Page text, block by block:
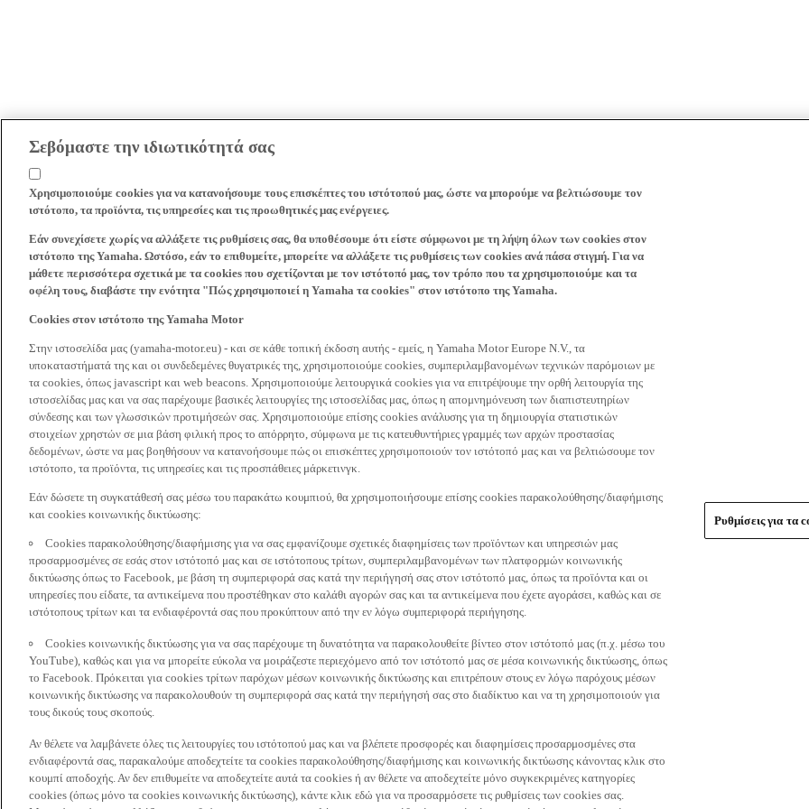
Σεβόμαστε την ιδιωτικότητά σας
Χρησιμοποιούμε cookies για να κατανοήσουμε τους επισκέπτες του ιστότοπού μας, ώστε να μπορούμε να βελτιώσουμε τον
ιστότοπο, τα προϊόντα, τις υπηρεσίες και τις προωθητικές μας ενέργειες.
Εάν συνεχίσετε χωρίς να αλλάξετε τις ρυθμίσεις σας, θα υποθέσουμε ότι είστε σύμφωνοι με τη λήψη όλων των cookies στον
ιστότοπο της Yamaha. Ωστόσο, εάν το επιθυμείτε, μπορείτε να αλλάξετε τις ρυθμίσεις των cookies ανά πάσα στιγμή. Για να
μάθετε περισσότερα σχετικά με τα cookies που σχετίζονται με τον ιστότοπό μας, τον τρόπο που τα χρησιμοποιούμε και τα
οφέλη τους, διαβάστε την ενότητα "Πώς χρησιμοποιεί η Yamaha τα cookies" στον ιστότοπο της Yamaha.
Cookies στον ιστότοπο της Yamaha Motor
Στην ιστοσελίδα μας (yamaha-motor.eu) - και σε κάθε τοπική έκδοση αυτής - εμείς, η Yamaha Motor Europe N.V., τα
υποκαταστήματά της και οι συνδεδεμένες θυγατρικές της, χρησιμοποιούμε cookies, συμπεριλαμβανομένων τεχνικών παρόμοιων με
τα cookies, όπως javascript και web beacons. Χρησιμοποιούμε λειτουργικά cookies για να επιτρέψουμε την ορθή λειτουργία της
ιστοσελίδας μας και να σας παρέχουμε βασικές λειτουργίες της ιστοσελίδας μας, όπως η απομνημόνευση των διαπιστευτηρίων
σύνδεσης και των γλωσσικών προτιμήσεών σας. Χρησιμοποιούμε επίσης cookies ανάλυσης για τη δημιουργία στατιστικών
στοιχείων χρηστών σε μια βάση φιλική προς το απόρρητο, σύμφωνα με τις κατευθυντήριες γραμμές των αρχών προστασίας
δεδομένων, ώστε να μας βοηθήσουν να κατανοήσουμε πώς οι επισκέπτες χρησιμοποιούν τον ιστότοπό μας και να βελτιώσουμε τον
ιστότοπο, τα προϊόντα, τις υπηρεσίες και τις προσπάθειες μάρκετινγκ.
Εάν δώσετε τη συγκατάθεσή σας μέσω του παρακάτω κουμπιού, θα χρησιμοποιήσουμε επίσης cookies παρακολούθησης/διαφήμισης
και cookies κοινωνικής δικτύωσης:
Cookies παρακολούθησης/διαφήμισης για να σας εμφανίζουμε σχετικές διαφημίσεις των προϊόντων και υπηρεσιών μας
προσαρμοσμένες σε εσάς στον ιστότοπό μας και σε ιστότοπους τρίτων, συμπεριλαμβανομένων των πλατφορμών κοινωνικής
δικτύωσης όπως το Facebook, με βάση τη συμπεριφορά σας κατά την περιήγησή σας στον ιστότοπό μας, όπως τα προϊόντα και οι
υπηρεσίες που είδατε, τα αντικείμενα που προστέθηκαν στο καλάθι αγορών σας και τα αντικείμενα που έχετε αγοράσει, καθώς και σε
ιστότοπους τρίτων και τα ενδιαφέροντά σας που προκύπτουν από την εν λόγω συμπεριφορά περιήγησης.
Cookies κοινωνικής δικτύωσης για να σας παρέχουμε τη δυνατότητα να παρακολουθείτε βίντεο στον ιστότοπό μας (π.χ. μέσω του
YouTube), καθώς και για να μπορείτε εύκολα να μοιράζεστε περιεχόμενο από τον ιστότοπό μας σε μέσα κοινωνικής δικτύωσης, όπως
το Facebook. Πρόκειται για cookies τρίτων παρόχων μέσων κοινωνικής δικτύωσης και επιτρέπουν στους εν λόγω παρόχους μέσων
κοινωνικής δικτύωσης να παρακολουθούν τη συμπεριφορά σας κατά την περιήγησή σας στο διαδίκτυο και να τη χρησιμοποιούν για
τους δικούς τους σκοπούς.
Αν θέλετε να λαμβάνετε όλες τις λειτουργίες του ιστότοπού μας και να βλέπετε προσφορές και διαφημίσεις προσαρμοσμένες στα
ενδιαφέροντά σας, παρακαλούμε αποδεχτείτε τα cookies παρακολούθησης/διαφήμισης και κοινωνικής δικτύωσης κάνοντας κλικ στο
κουμπί αποδοχής. Αν δεν επιθυμείτε να αποδεχτείτε αυτά τα cookies ή αν θέλετε να αποδεχτείτε μόνο συγκεκριμένες κατηγορίες
cookies (όπως μόνο τα cookies κοινωνικής δικτύωσης), κάντε κλικ εδώ για να προσαρμόσετε τις ρυθμίσεις των cookies σας.
Ρυθμίσεις για τα